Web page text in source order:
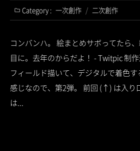
Category : 一次創作 / 二次創作
コンバンハ。 絵まとめサボってたら
目に。去年のからだよ！ - Twitpic 制
フィールド描いて、デジタルで着色
感じなので、第2弾。 前回 (↑) は入り
は...